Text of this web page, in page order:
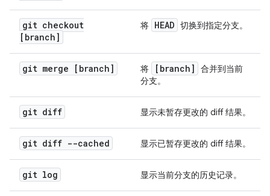
git checkout
[branch]
将 HEAD 切换到指定分支。
git merge [branch] 将 [branch]
合并到当前
分支。
git diff 显示未暂存更改的 diff 结果。
git diff --cached 显示已暂存更改的 diff 结果。
git log 显示当前分支的历史记录。